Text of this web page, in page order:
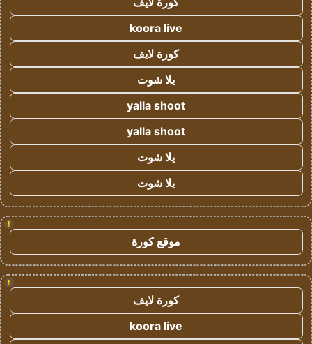
koora live
كورة لايف
يلا شوت
yalla shoot
yalla shoot
يلا شوت
يلا شوت
!
موقع كورة
!
كورة لايف
koora live